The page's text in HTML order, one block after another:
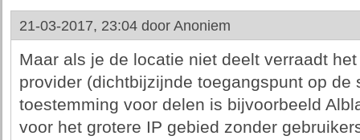
21-03-2017, 23:04 door Anoniem
Maar als je de locatie niet deelt verraadt
provider (dichtbijzijnde toegangspunt op de
toestemming voor delen is bijvoorbeeld
voor het grotere IP gebied zonder